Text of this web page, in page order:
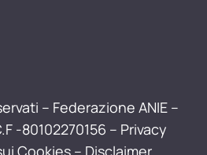
– Federazione ANIE –
-80102270156 – Privacy